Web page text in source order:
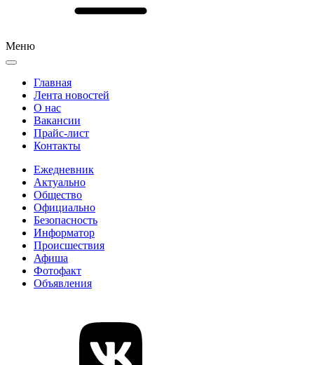
Меню
Главная
Лента новостей
О нас
Вакансии
Прайс-лист
Контакты
Ежедневник
Актуально
Общество
Официально
Безопасность
Информатор
Происшествия
Афиша
Фотофакт
Объявления